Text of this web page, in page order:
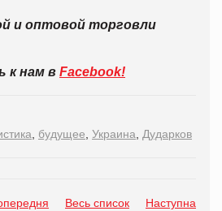
и оптовой торговли
к нам в Facebook!
будущее Украина Дударков
Весь список Наступна